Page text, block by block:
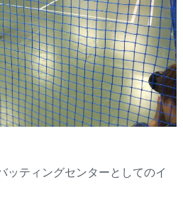
ッティングセンターとしてのイ